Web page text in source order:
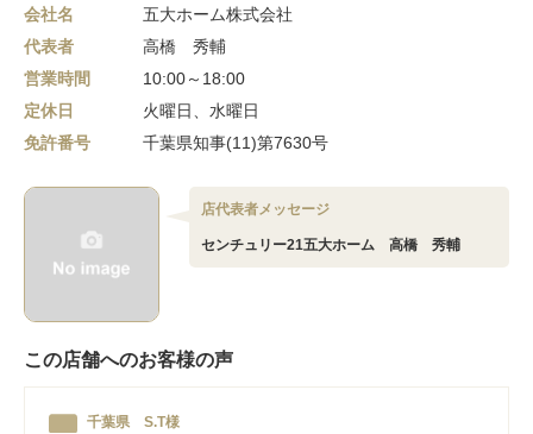
会社名
五大ホーム株式会社
代表者
高橋 秀輔
営業時間
10:00～18:00
定休日
火曜日、水曜日
免許番号
千葉県知事(11)第7630号
店代表者メッセージ
センチュリー21五大ホーム 高橋 秀輔
この店舗へのお客様の声
千葉県 S.T様